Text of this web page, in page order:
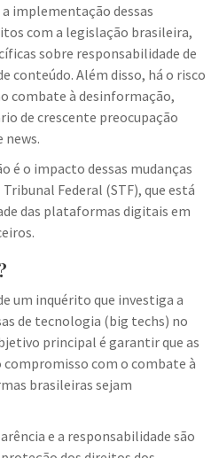
implementação dessas
com a legislação brasileira,
sobre responsabilidade de
conteúdo. Além disso, há o risco
combate à desinformação,
de crescente preocupação
news.
é o impacto dessas mudanças
Federal (STF), que está
das plataformas digitais em
um inquérito que investiga a
de tecnologia (big techs) no
principal é garantir que as
com o combate à
brasileiras sejam
e a responsabilidade são